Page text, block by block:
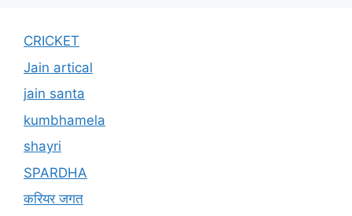
CRICKET
Jain artical
jain santa
kumbhamela
shayri
SPARDHA
करियर जगत